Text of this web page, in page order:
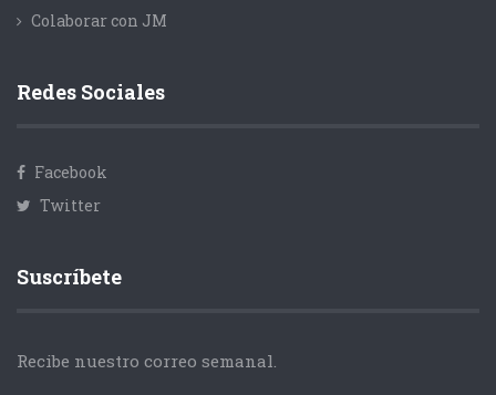
Colaborar con JM
Redes Sociales
Facebook
Twitter
Suscríbete
Recibe nuestro correo semanal.